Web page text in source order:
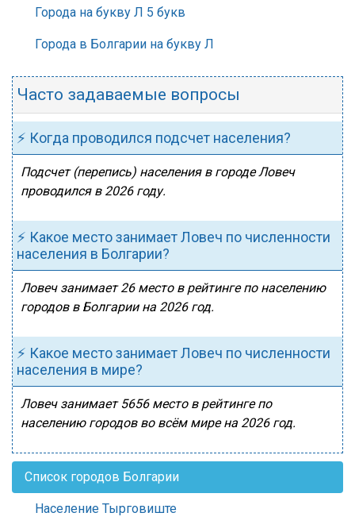
Города на букву Л 5 букв
Города в Болгарии на букву Л
Часто задаваемые вопросы
⚡ Когда проводился подсчет населения?
Подсчет (перепись) населения в городе Ловеч
проводился в 2026 году.
⚡ Какое место занимает Ловеч по численности
населения в Болгарии?
Ловеч занимает 26 место в рейтинге по населению
городов в Болгарии на 2026 год.
⚡ Какое место занимает Ловеч по численности
населения в мире?
Ловеч занимает 5656 место в рейтинге по
населению городов во всём мире на 2026 год.
Список городов Болгарии
Население Тырговиште